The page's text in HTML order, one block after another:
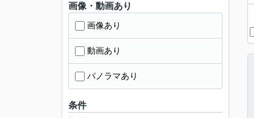
画像・動画あり
画像あり
動画あり
パノラマあり
条件